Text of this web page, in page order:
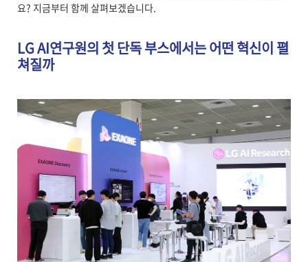
요? 지금부터 함께 살펴보겠습니다.
LG AI연구원의 첫 단독 부스에서는 어떤 혁신이 펼
쳐질까